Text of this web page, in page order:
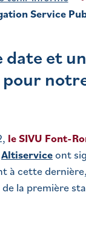
Service
date et
le SIVU Font-
Altiserviceont
à cette
la première